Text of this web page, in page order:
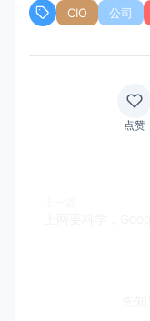
CIO 公司
点赞